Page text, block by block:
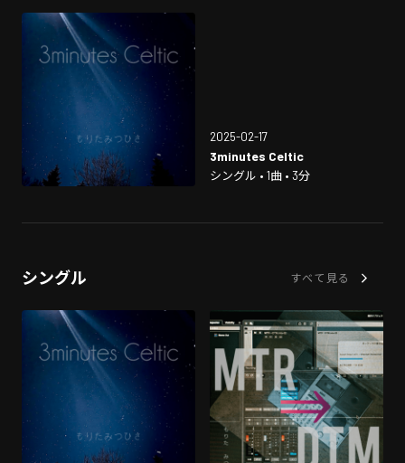
2025-02-17
3minutes Celtic
シングル • 1曲 • 3分
シングル すべて見る